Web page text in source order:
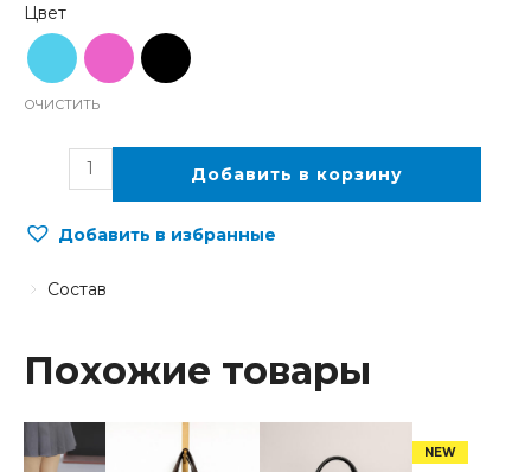
ОЧИСТИТЬ
Добавить в корзину
Добавить в избранные
Состав
Похожие товары